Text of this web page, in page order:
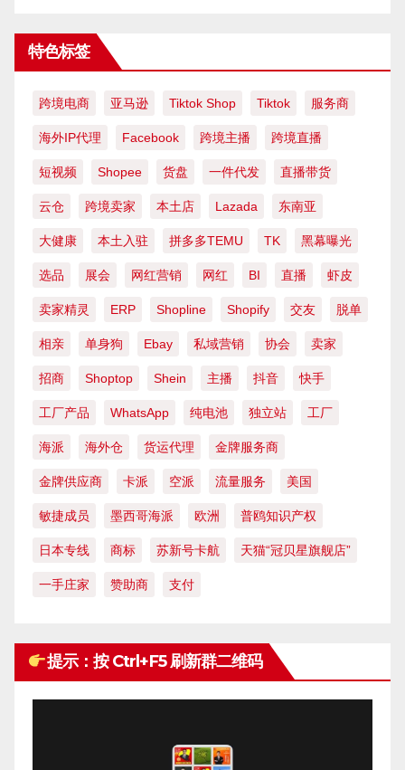
特色标签
跨境电商 亚马逊 Tiktok Shop Tiktok 服务商
海外IP代理 Facebook 跨境主播 跨境直播
短视频 Shopee 货盘 一件代发 直播带货
云仓 跨境卖家 本土店 Lazada 东南亚
大健康 本土入驻 拼多多TEMU TK 黑幕曝光
选品 展会 网红营销 网红 BI 直播 虾皮
卖家精灵 ERP Shopline Shopify 交友 脱单
相亲 单身狗 Ebay 私域营销 协会 卖家
招商 Shoptop Shein 主播 抖音 快手
工厂产品 WhatsApp 纯电池 独立站 工厂
海派 海外仓 货运代理 金牌服务商
金牌供应商 卡派 空派 流量服务 美国
敏捷成员 墨西哥海派 欧洲 普鸥知识产权
日本专线 商标 苏新号卡航 天猫“冠贝星旗舰店”
一手庄家 赞助商 支付
提示：按 Ctrl+F5 刷新群二维码